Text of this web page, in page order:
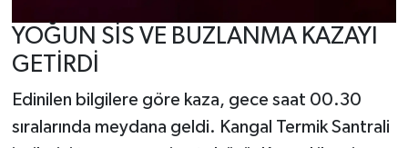
YOĞUN SİS VE BUZLANMA KAZAYI
GETİRDİ
Edinilen bilgilere göre kaza, gece saat 00.30
sıralarında meydana geldi. Kangal Termik Santrali